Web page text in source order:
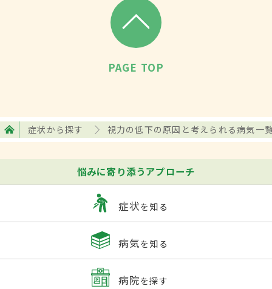
PAGE TOP
症状から探す 視力の低下の原因と考えられる病気一
悩みに寄り添うアプローチ
症状を知る
病気を知る
病院を探す